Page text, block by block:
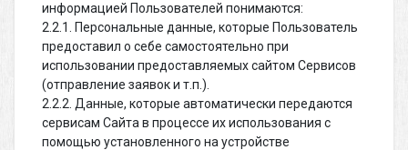
информацией Пользователей понимаются:
2.2.1. Персональные данные, которые Пользователь
предоставил о себе самостоятельно при
использовании предоставляемых сайтом Сервисов
(отправление заявок и т.п.).
2.2.2. Данные, которые автоматически передаются
сервисам Сайта в процессе их использования с
помощью установленного на устройстве